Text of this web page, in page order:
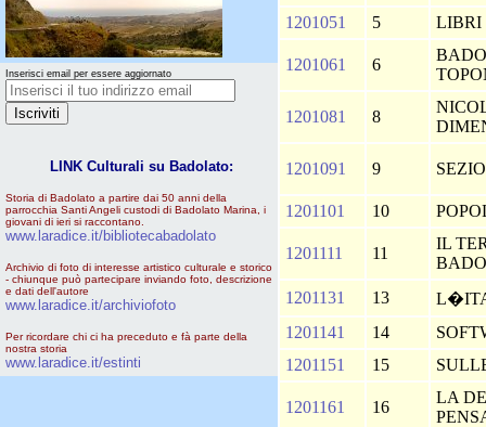
Inserisci email per essere aggiornato
LINK Culturali su Badolato:
Storia di Badolato a partire dai 50 anni della
parrocchia Santi Angeli custodi di Badolato Marina, i
giovani di ieri si raccontano.
www.laradice.it/bibliotecabadolato
Archivio di foto di interesse artistico culturale e storico
- chiunque può partecipare inviando foto, descrizione
e dati dell'autore
www.laradice.it/archiviofoto
Per ricordare chi ci ha preceduto e fà parte della
nostra storia
www.laradice.it/estinti
1201051
5 LIBRI
1201061 6
1201081 8
1201091 9
1201101 10
1201111 11
IL
1201131
13
1201141
14
1201151
15
1201161 16
LA